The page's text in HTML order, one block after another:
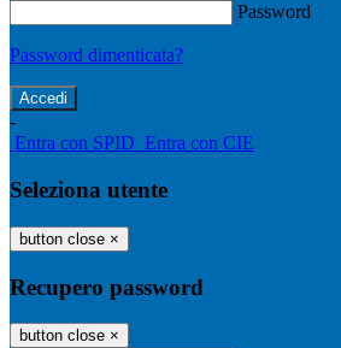
Password
Password dimenticata?
-
Entra con SPID Entra con CIE
Seleziona utente
button close ×
Recupero password
button close ×